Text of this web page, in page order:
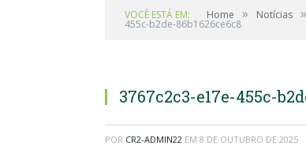
VOCÊ ESTÁ EM: Home » Notícias »
455c-b2de-86b1626ce6c8
3767c2c3-e17e-455c-
POR CR2-ADMIN22 EM 8 DE OUTUBRO DE 2025